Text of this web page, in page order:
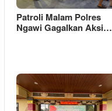
Patroli Malam Polres
Ngawi Gagalkan Aksi…